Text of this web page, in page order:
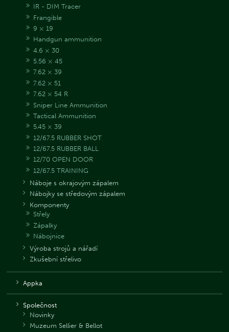
IR - DIM Tracer
Frangible
9 × 19
Handgun ammunition
4.6 × 30
5.56 × 45
7.62 × 39
7.62 × 51
7.62 × 54 R
Sniper Line Ammunition
Tactical Ammunition
5.45 × 39
12/67.5 RUBBER SHOT
12/67.5 RUBBER BALL
12/70 OPEN DOOR
12/67.5 TRAINING
Náboje s okrajovým zápalem
Nábojky se středovým zápalem
Komponenty
Střely
Zápalky
Nábojnice
Výroba strojů a nářadí
Zkušební střelivo
Appka
Společnost
Novinky
Muzeum Sellier & Bellot